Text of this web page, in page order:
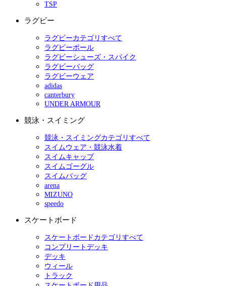
TSP
ラグビー
ラグビーカテゴリすべて
ラグビーボール
ラグビーシューズ・スパイク
ラグビーバッグ
ラグビーウェア
adidas
canterbury
UNDER ARMOUR
競泳・スイミング
競泳・スイミングカテゴリすべて
スイムウェア・競泳水着
スイムキャップ
スイムゴーグル
スイムバッグ
arena
MIZUNO
speedo
スケートボード
スケートボードカテゴリすべて
コンプリートデッキ
デッキ
ウィール
トラック